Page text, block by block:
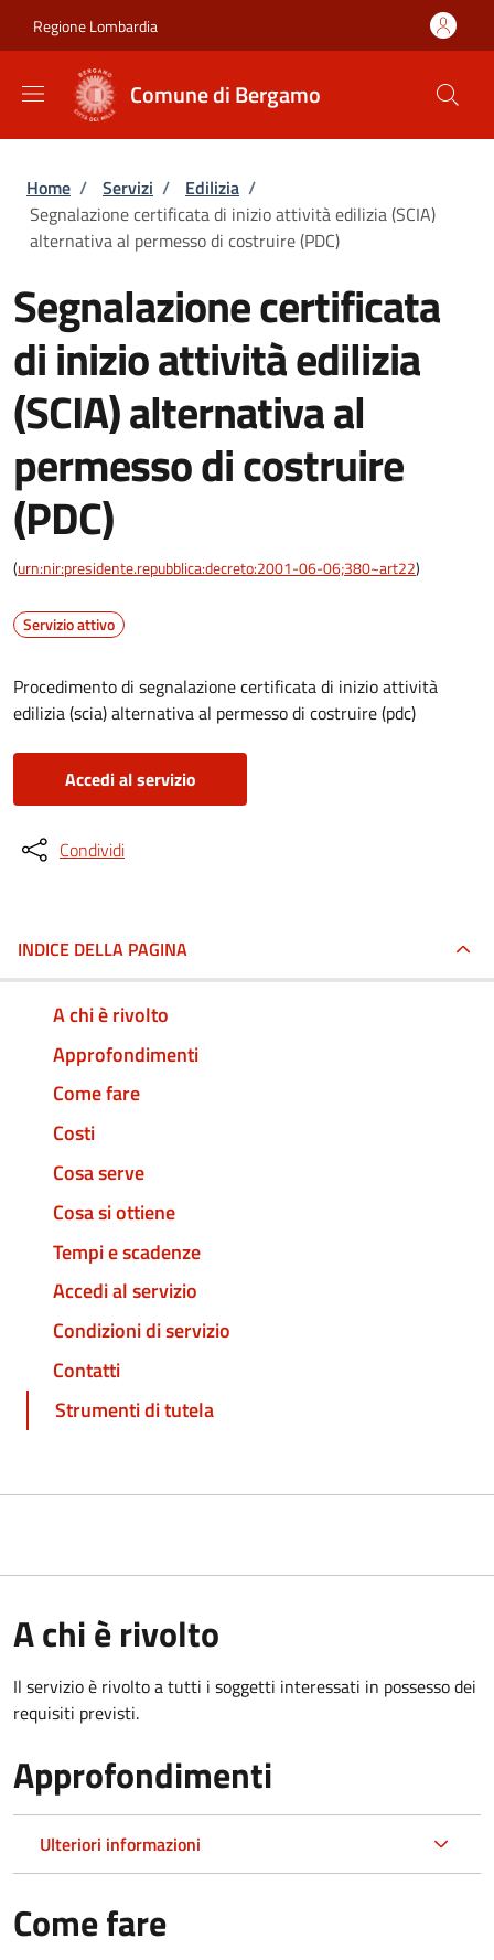
Regione Lombardia
Comune di Bergamo
Briciole di pane
Home / Servizi / Edilizia /
Segnalazione certificata di inizio attività edilizia (SCIA)
alternativa al permesso di costruire (PDC)
Segnalazione certificata
di inizio attività edilizia
(SCIA) alternativa al
permesso di costruire
(PDC)
(urn:nir:presidente.repubblica:decreto:2001-06-06;380~art22)
Servizio attivo
Procedimento di segnalazione certificata di inizio attività
edilizia (scia) alternativa al permesso di costruire (pdc)
Accedi al servizio
Condividi
INDICE DELLA PAGINA
A chi è rivolto
Approfondimenti
Come fare
Costi
Cosa serve
Cosa si ottiene
Tempi e scadenze
Accedi al servizio
Condizioni di servizio
Contatti
Strumenti di tutela
A chi è rivolto
Il servizio è rivolto a tutti i soggetti interessati in possesso dei
requisiti previsti.
Approfondimenti
Ulteriori informazioni
Come fare